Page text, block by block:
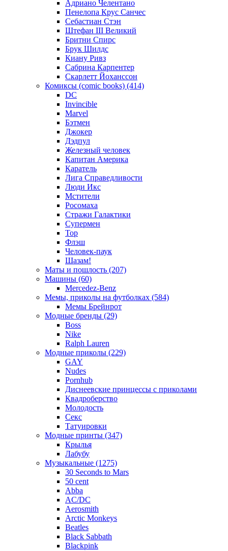
Адриано Челентано
Пенелопа Крус Санчес
Себастиан Стэн
Штефан III Великий
Бритни Спирс
Брук Шилдс
Киану Ривз
Сабрина Карпентер
Скарлетт Йоханссон
Комиксы (comic books) (414)
DC
Invincible
Marvel
Бэтмен
Джокер
Дэдпул
Железный человек
Капитан Америка
Каратель
Лига Справедливости
Люди Икс
Мстители
Росомаха
Стражи Галактики
Супермен
Тор
Флэш
Человек-паук
Шазам!
Маты и пошлость (207)
Машины (60)
Mercedez-Benz
Мемы, приколы на футболках (584)
Мемы Брейнрот
Модные бренды (29)
Boss
Nike
Ralph Lauren
Модные приколы (229)
GAY
Nudes
Pornhub
Диснеевские принцессы с приколами
Квадроберство
Молодость
Секс
Татуировки
Модные принты (347)
Крылья
Лабубу
Музыкальные (1275)
30 Seconds to Mars
50 cent
Abba
AC/DC
Aerosmith
Arctic Monkeys
Beatles
Black Sabbath
Blackpink